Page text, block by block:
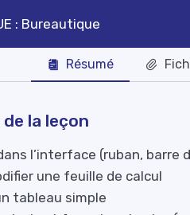
: Bureautique
Résumé
la leçon
l’interface (ruban, barre
une feuille de calcul
tableau simple